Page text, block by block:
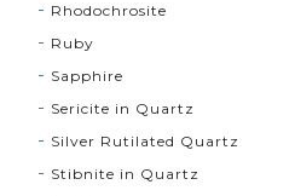
Rhodochrosite
Ruby
Sapphire
Sericite in Quartz
Silver Rutilated Quartz
Stibnite in Quartz